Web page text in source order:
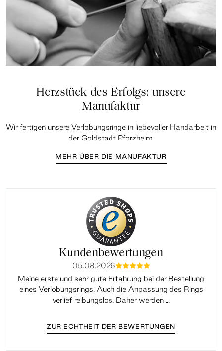
Herzstück des Erfolgs: unsere
Manufaktur
Wir fertigen unsere Verlobungsringe in liebevoller Handarbeit in
der Goldstadt Pforzheim.
MEHR ÜBER DIE MANUFAKTUR
Kundenbewertungen
05.08.2026mmmmm
Meine erste und sehr gute Erfahrung bei der Bestellung
eines Verlobungsrings. Auch die Anpassung des Rings
verlief reibungslos. Daher werden ...
ZUR ECHTHEIT DER BEWERTUNGEN